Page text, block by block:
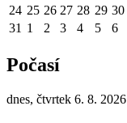
24 25 26 27 28 29 30
31 1 2 3 4 5 6
Počasí
dnes, čtvrtek 6. 8. 2026